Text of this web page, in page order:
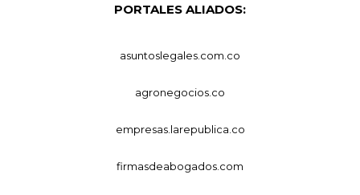
PORTALES ALIADOS:
asuntoslegales.com.co
agronegocios.co
empresas.larepublica.co
firmasdeabogados.com